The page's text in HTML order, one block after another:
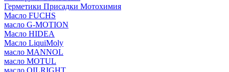
Герметики Присадки Мотохимия
Масло FUCHS
масло G-MOTION
Масло HIDEA
Масло LiquiMoly
масло MANNOL
масло MOTUL
масло OILRIGHT